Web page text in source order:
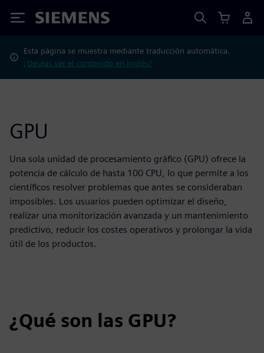
Siemens
Esta página se muestra mediante traducción automática.
¿Deseas ver el contenido en inglés?
GPU
Una sola unidad de procesamiento gráfico (GPU) ofrece la
potencia de cálculo de hasta 100 CPU, lo que permite a los
científicos resolver problemas que antes se consideraban
imposibles. Los usuarios pueden optimizar el diseño,
realizar una monitorización avanzada y un mantenimiento
predictivo, reducir los costes operativos y prolongar la vida
útil de los productos.
¿Qué son las GPU?